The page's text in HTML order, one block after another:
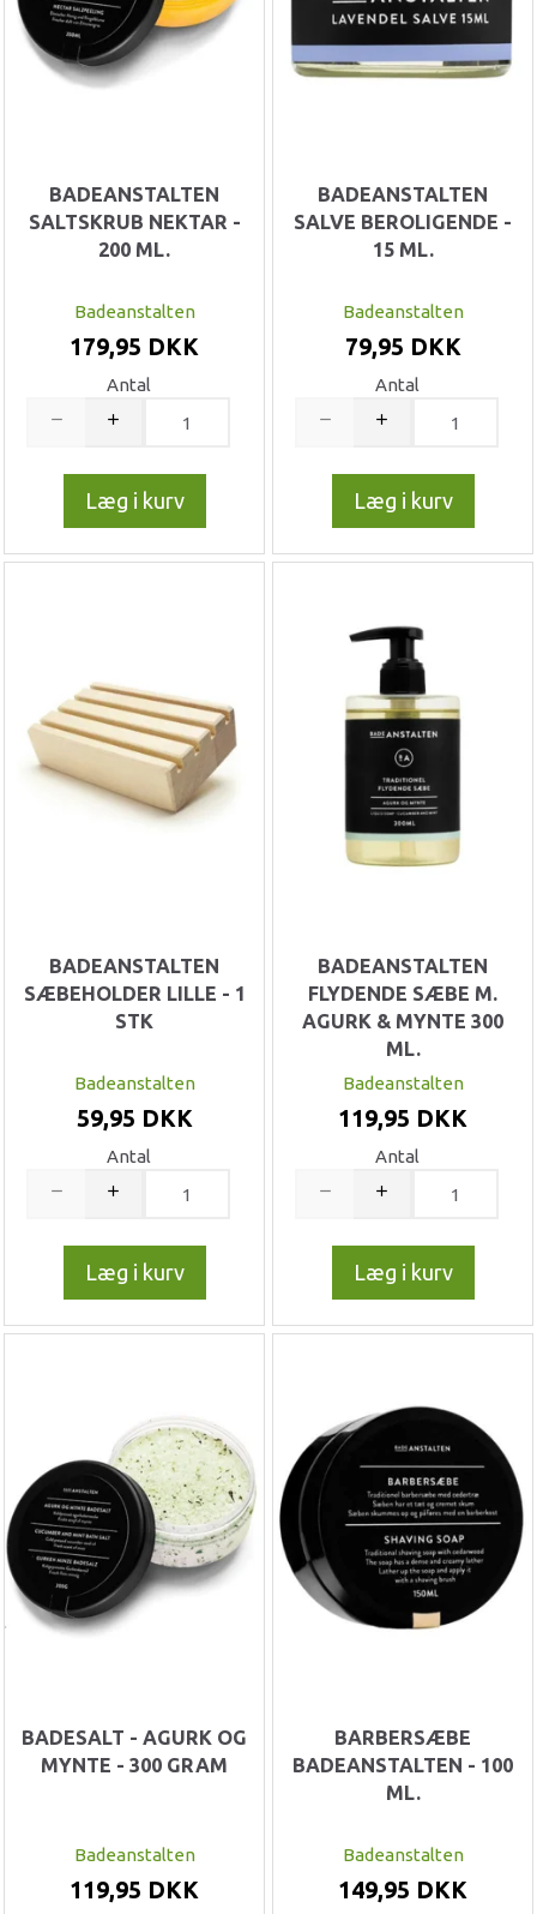
BADEANSTALTEN
SALTSKRUB NEKTAR -
200 ML.
Badeanstalten
179,95 DKK
Antal
Læg i kurv
BADEANSTALTEN
SALVE BEROLIGENDE -
15 ML.
Badeanstalten
79,95 DKK
Antal
Læg i kurv
BADEANSTALTEN
SÆBEHOLDER LILLE - 1
STK
Badeanstalten
59,95 DKK
Antal
Læg i kurv
BADEANSTALTEN
FLYDENDE SÆBE M.
AGURK & MYNTE 300
ML.
Badeanstalten
119,95 DKK
Antal
Læg i kurv
BADESALT - AGURK OG
MYNTE - 300 GRAM
Badeanstalten
119,95 DKK
BARBERSÆBE
BADEANSTALTEN - 100
ML.
Badeanstalten
149,95 DKK